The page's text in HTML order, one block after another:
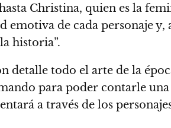
Christina, quien es la
de cada personaje
historia”.
detalle todo el arte de la
para poder contarle
a través de los